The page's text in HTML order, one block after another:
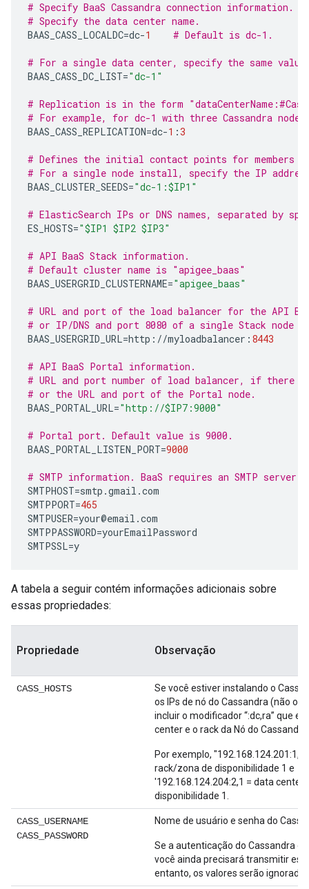
# Specify BaaS Cassandra connection information.
# Specify the data center name.
BAAS_CASS_LOCALDC=dc-1 # Default is dc-1.
# For a single data center, specify the same value as
BAAS_CASS_DC_LIST="dc-1"
# Replication is in the form
# For example, for dc-1 with three Cassandra
BAAS_CASS_REPLICATION=dc-1 :3
# Defines the initial contact points for members
# For a single node install, specify the IP
BAAS_CLUSTER_SEEDS="dc-1:$IP1"
# ElasticSearch IPs or DNS names, separated by
ES_HOSTS="$IP1 $IP2 $IP3"
# API BaaS Stack information.
# Default cluster name is "apigee_baas"
BAAS_USERGRID_CLUSTERNAME="apigee_baas"
# URL and port of the load balancer for the API
# or IP/DNS and port 8080 of a single Stack node
BAAS_USERGRID_URL=http : //myloadbalancer : 8443
# API BaaS Portal information.
# URL and port number of load balancer, if
# or the URL and port of the Portal node.
BAAS_PORTAL_URL="http://$IP7:9000"
# Portal port. Default value is 9000.
BAAS_PORTAL_LISTEN_PORT=9000
# SMTP information. BaaS requires an SMTP server.
SMTPHOST=smtp .gmail .com
SMTPPORT=465
SMTPUSER=your@email .com
SMTPPASSWORD=yourEmailPassword
SMTPSSL=y
A tabela a seguir contém informações adicionais sobre
essas propriedades:
Propriedade Observação
CASS_HOSTS
Se você estiver instalando o
os IPs de nó do Cassandra (não os
incluir o modificador “:dc,ra” que
center e o rack da Nó do Cassandra.
Por exemplo, "192.168.124.201:1,
rack/zona de disponibilidade 1 e
'192.168.124.204:2,1 = data center
disponibilidade 1.
CASS_USERNAME
CASS_PASSWORD
Nome de usuário e senha do
Se a autenticação do Cassandra
você ainda precisará transmitir
entanto, os valores serão